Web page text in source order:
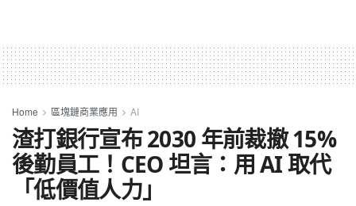
Home 區塊鏈商業應用 AI
渣打銀行宣布 2030 年前裁撤 15%
後勤員工！CEO 坦言：用 AI 取代
「低價值人力」